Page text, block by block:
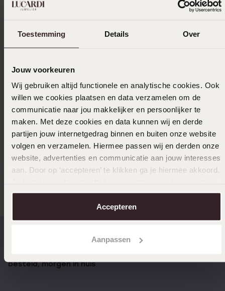
Toestemming Details Over
Jouw voorkeuren
Wij gebruiken altijd functionele en analytische cookies. Ook
willen we cookies plaatsen en data verzamelen om de
communicatie naar jou makkelijker en persoonlijker te
maken. Met deze cookies en data kunnen wij en derde
partijen jouw internetgedrag binnen en buiten onze website
volgen en verzamelen. Hiermee passen wij en derden onze
website, advertenties en communicatie aan jouw interesses
aan. Door op ‘accepteren’ te klikken ga je hiermee akkoord.
over in onscookiebeleid.
Accepteren
Aanpassen
Uitverkocht
Ook leuk voor jou
Anderen kochten ook
besteld, morgen in huis